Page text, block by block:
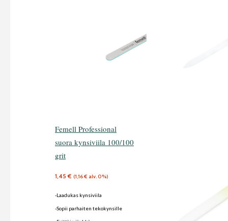
Femell Professional
suora kynsiviila 100/100
grit
1,45€ (1,16€ alv. 0%)
-Laadukas kynsiviila
-Sopii parhaiten tekokynsille